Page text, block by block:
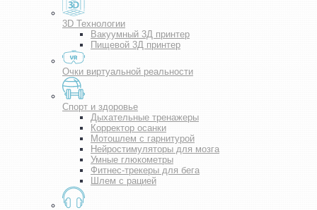
3D Технологии
Вакуумный 3Д принтер
Пищевой 3Д принтер
Очки виртуальной реальности
Спорт и здоровье
Дыхательные тренажеры
Корректор осанки
Мотошлем с гарнитурой
Нейростимуляторы для мозга
Умные глюкометры
Фитнес-трекеры для бега
Шлем с рацией